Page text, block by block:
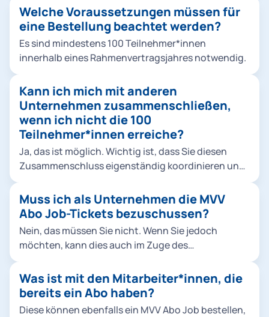
Unternehmen die Bestell-Kriterien erfüllt. Wenn
dem so ist, schließt die MVG unmittelbar einen
Rahmenvertrag mit Ihnen.
Welche Voraussetzungen müssen für
eine Bestellung beachtet werden?
Es sind mindestens 100 Teilnehmer*innen
innerhalb eines Rahmenvertragsjahres notwendig.
Kann ich mich mit anderen
Unternehmen zusammenschließen,
wenn ich nicht die 100
Teilnehmer*innen erreiche?
Ja, das ist möglich. Wichtig ist, dass Sie diesen
Zusammenschluss eigenständig koordinieren und
über den die gesamte Abwicklung samt
Datenaustausch stattfinden kann.
Muss ich als Unternehmen die MVV
Abo Job-Tickets bezuschussen?
Nein, das müssen Sie nicht. Wenn Sie jedoch
möchten, kann dies auch im Zuge des
Was ist mit den Mitarbeiter*innen, die
bereits ein Abo haben?
Diese können ebenfalls ein MVV Abo Job bestellen,